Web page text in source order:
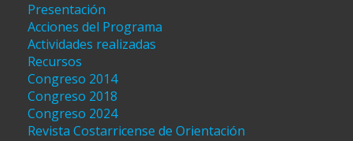
Presentación
Acciones del Programa
Actividades realizadas
Recursos
Congreso 2014
Congreso 2018
Congreso 2024
Revista Costarricense de Orientación